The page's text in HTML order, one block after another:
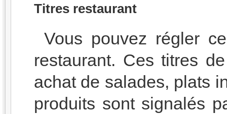
Titres restaurant
Vous pouvez régler
restaurant. Ces titres
achat de salades, plats
produits sont signalés